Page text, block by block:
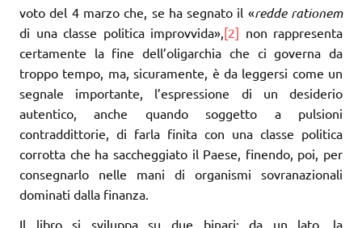
voto del 4 marzo che, se ha segnato il «redde rationem
di una classe politica improvvida»,[2] non rappresenta
certamente la fine dell’oligarchia che ci governa da
troppo tempo, ma, sicuramente, è da leggersi come un
segnale importante, l’espressione di un desiderio
autentico, anche quando soggetto a pulsioni
contraddittorie, di farla finita con una classe politica
corrotta che ha saccheggiato il Paese, finendo, poi, per
consegnarlo nelle mani di organismi sovranazionali
dominati dalla finanza.
Il libro si sviluppa su due binari: da un lato, la